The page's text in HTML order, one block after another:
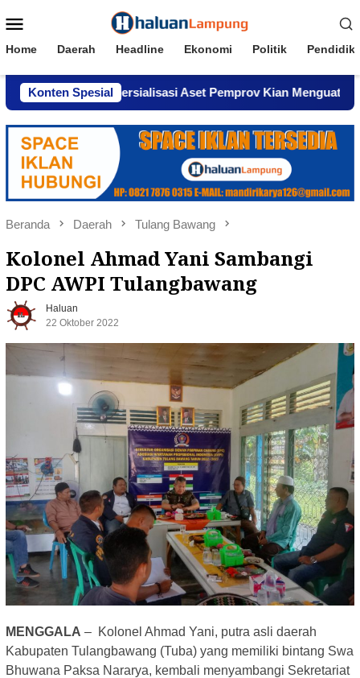
ke
Mobile
Home Daerah Headline Ekonomi Politik
Konten Spesial
Komersialisasi Aset Pemprov Kian Menguat
Beranda Daerah Tulang Bawang
Kolonel Ahmad Yani Sambangi
DPC AWPI Tulangbawang
Haluan
22 Oktober 2022
MENGGALA – Kolonel Ahmad Yani, putra asli daerah
Kabupaten Tulangbawang (Tuba) yang memiliki bintang Swa
Bhuwana Paksa Nararya, kembali menyambangi Sekretariat